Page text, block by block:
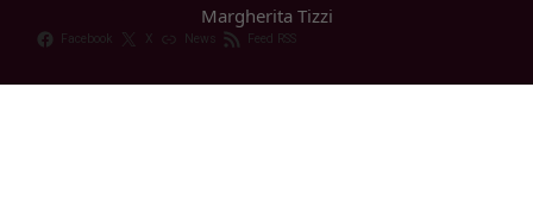
Margherita Tizzi
Facebook X News Feed RSS